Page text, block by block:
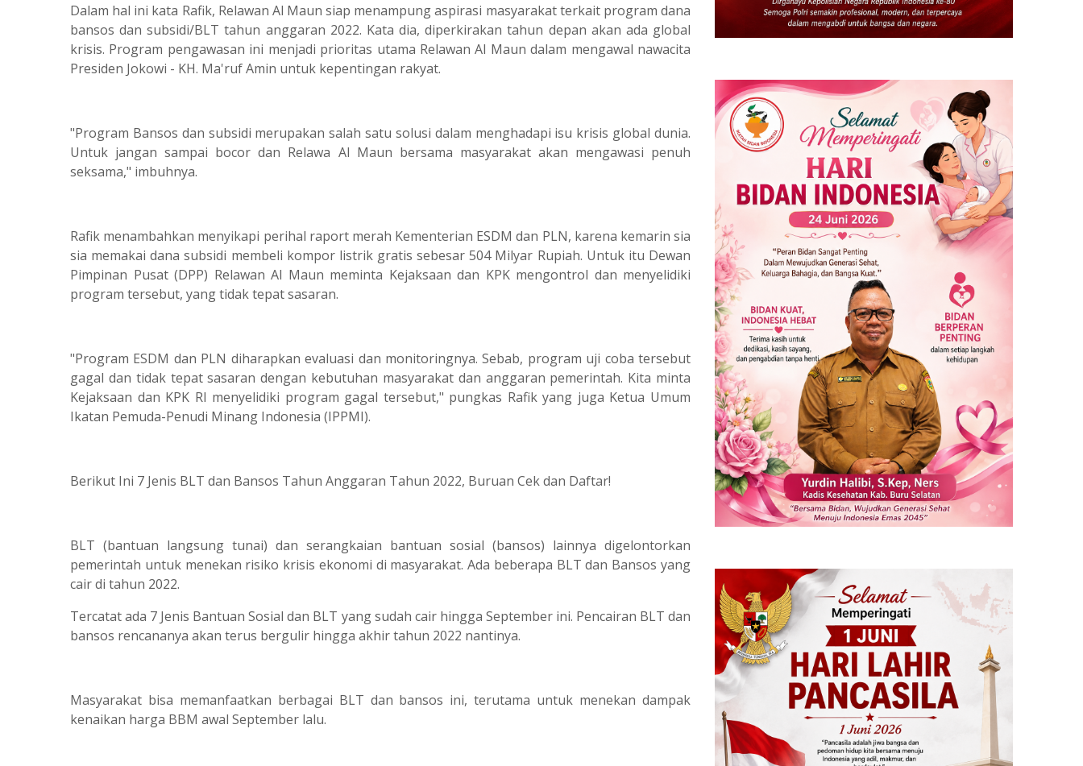
Dalam hal ini kata Rafik, Relawan Al Maun siap menampung aspirasi masyarakat terkait program dana
bansos dan subsidi/BLT tahun anggaran 2022. Kata dia, diperkirakan tahun depan akan ada global
krisis. Program pengawasan ini menjadi prioritas utama Relawan Al Maun dalam mengawal nawacita
Presiden Jokowi - KH. Ma'ruf Amin untuk kepentingan rakyat.
"Program Bansos dan subsidi merupakan salah satu solusi dalam menghadapi isu krisis global dunia.
Untuk jangan sampai bocor dan Relawa Al Maun bersama masyarakat akan mengawasi penuh
seksama," imbuhnya.
Rafik menambahkan menyikapi perihal raport merah Kementerian ESDM dan PLN, karena kemarin sia
sia memakai dana subsidi membeli kompor listrik gratis sebesar 504 Milyar Rupiah. Untuk itu Dewan
Pimpinan Pusat (DPP) Relawan Al Maun meminta Kejaksaan dan KPK mengontrol dan menyelidiki
program tersebut, yang tidak tepat sasaran.
"Program ESDM dan PLN diharapkan evaluasi dan monitoringnya. Sebab, program uji coba tersebut
gagal dan tidak tepat sasaran dengan kebutuhan masyarakat dan anggaran pemerintah. Kita minta
Kejaksaan dan KPK RI menyelidiki program gagal tersebut," pungkas Rafik yang juga Ketua Umum
Ikatan Pemuda-Penudi Minang Indonesia (IPPMI).
Berikut Ini 7 Jenis BLT dan Bansos Tahun Anggaran Tahun 2022, Buruan Cek dan Daftar!
BLT (bantuan langsung tunai) dan serangkaian bantuan sosial (bansos) lainnya digelontorkan
pemerintah untuk menekan risiko krisis ekonomi di masyarakat. Ada beberapa BLT dan Bansos yang
cair di tahun 2022.
Tercatat ada 7 Jenis Bantuan Sosial dan BLT yang sudah cair hingga September ini. Pencairan BLT dan
bansos rencananya akan terus bergulir hingga akhir tahun 2022 nantinya.
Masyarakat bisa memanfaatkan berbagai BLT dan bansos ini, terutama untuk menekan dampak
kenaikan harga BBM awal September lalu.